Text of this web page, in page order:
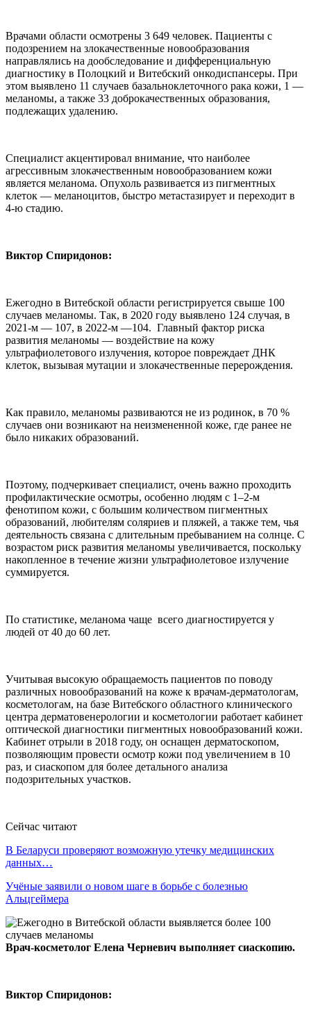
Врачами области осмотрены 3 649 человек. Пациенты с
подозрением на злокачественные новообразования
направлялись на дообследование и дифференциальную
диагностику в Полоцкий и Витебский онкодиспансеры. При
этом выявлено 11 случаев базальноклеточного рака кожи, 1 —
меланомы, а также 33 доброкачественных образования,
подлежащих удалению.
Специалист акцентировал внимание, что наиболее
агрессивным злокачественным новообразованием кожи
является меланома. Опухоль развивается из пигментных
клеток — меланоцитов, быстро метастазирует и переходит в
4-ю стадию.
Виктор Спиридонов:
Ежегодно в Витебской области регистрируется свыше 100
случаев меланомы. Так, в 2020 году выявлено 124 случая, в
2021-м — 107, в 2022-м —104. Главный фактор риска
развития меланомы — воздействие на кожу
ультрафиолетового излучения, которое повреждает ДНК
клеток, вызывая мутации и злокачественные перерождения.
Как правило, меланомы развиваются не из родинок, в 70 %
случаев они возникают на неизмененной коже, где ранее не
было никаких образований.
Поэтому, подчеркивает специалист, очень важно проходить
профилактические осмотры, особенно людям с 1–2-м
фенотипом кожи, с большим количеством пигментных
образований, любителям соляриев и пляжей, а также тем, чья
деятельность связана с длительным пребыванием на солнце. С
возрастом риск развития меланомы увеличивается, поскольку
накопленное в течение жизни ультрафиолетовое излучение
суммируется.
По статистике, меланома чаще всего диагностируется у
людей от 40 до 60 лет.
Учитывая высокую обращаемость пациентов по поводу
различных новообразований на коже к врачам-дерматологам,
косметологам, на базе Витебского областного клинического
центра дерматовенерологии и косметологии работает кабинет
оптической диагностики пигментных новообразований кожи.
Кабинет отрыли в 2018 году, он оснащен дерматоскопом,
позволяющим провести осмотр кожи под увеличением в 10
раз, и сиаскопом для более детального анализа
подозрительных участков.
Сейчас читают
В Беларуси проверяют возможную утечку медицинских
данных…
Учёные заявили о новом шаге в борьбе с болезнью
Альцгеймера
Врач-косметолог Елена Черневич выполняет сиаскопию.
Виктор Спиридонов: